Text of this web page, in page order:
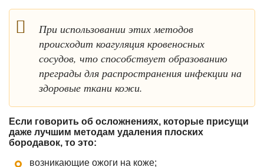
При использовании этих методов
происходит коагуляция кровеносных
сосудов, что способствует образованию
преграды для распространения инфекции на
здоровые ткани кожи.
Если говорить об осложнениях, которые присущи
даже лучшим методам удаления плоских
бородавок, то это:
возникающие ожоги на коже;